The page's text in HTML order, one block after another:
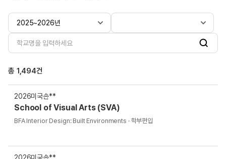
총 1,494건
2025~2026년
검
색
2026미국손**
School of Visual Arts (SVA)
BFA Interior Design: Built Environments · 학부편입